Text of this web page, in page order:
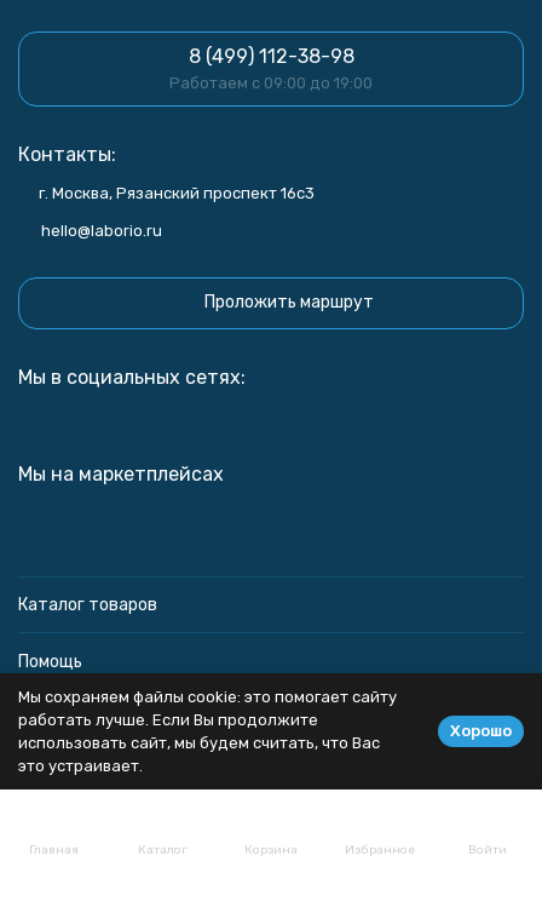
Главная Каталог Корзина Избранное Войти
8 (499) 112-38-98
Работаем с 09:00 до 19:00
Контакты:
г. Москва, Рязанский проспект 16с3
hello@laborio.ru
Проложить маршрут
Мы в социальных сетях:
Мы на маркетплейсах
Каталог товаров
Помощь
Информация
Политика персональных данных
Мы сохраняем файлы cookie: это помогает сайту
работать лучше. Если Вы продолжите
использовать сайт, мы будем считать, что Вас
это устраивает.
Хорошо